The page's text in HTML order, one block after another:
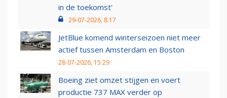
in de toekomst'
29-07-2026, 8:17
JetBlue komend winterseizoen niet meer
actief tussen Amsterdam en Boston
28-07-2026, 15:29
Boeing ziet omzet stijgen en voert
productie 737 MAX verder op